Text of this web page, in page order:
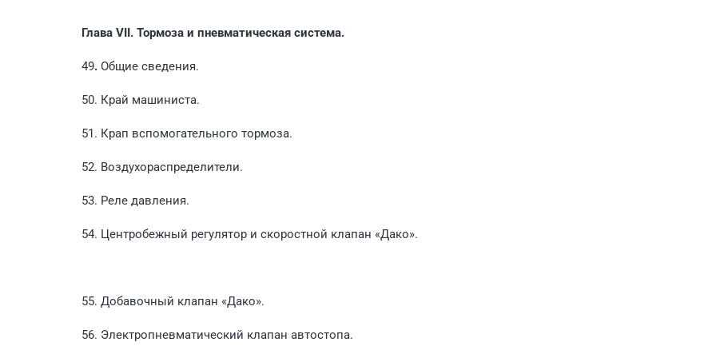
Глава VII. Тормоза и пневматическая система.
49. Общие сведения.
50. Край машиниста.
51. Крап вспомогательного тормоза.
52. Воздухораспределители.
53. Реле давления.
54. Центробежный регулятор и скоростной клапан «Дако».
55. Добавочный клапан «Дако».
56. Электропневматический клапан автостопа.